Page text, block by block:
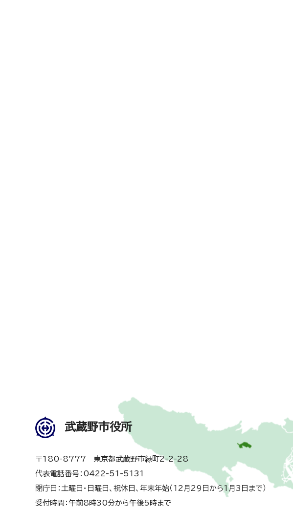
武蔵野市役所
〒180-8777 東京都武蔵野市緑町2-2-28
代表電話番号：0422-51-5131
閉庁日：土曜日・日曜日、祝休日、年末年始（12月29日から1月3日まで）
受付時間：午前8時30分から午後5時まで